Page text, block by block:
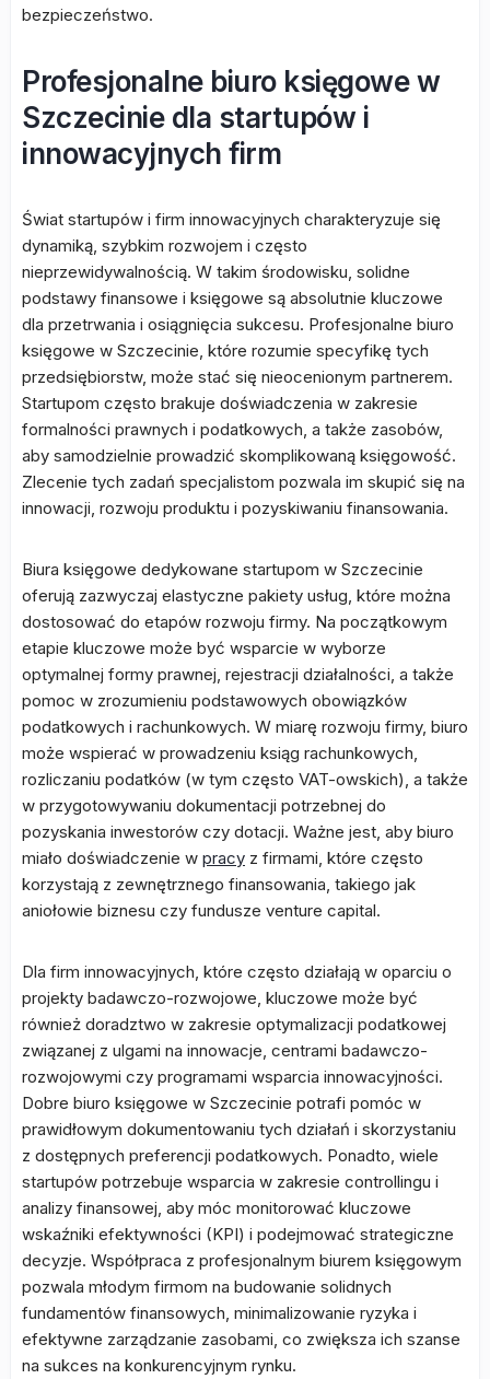
bezpieczeństwo.
Profesjonalne biuro księgowe w
Szczecinie dla startupów i
innowacyjnych firm
Świat startupów i firm innowacyjnych charakteryzuje się
dynamiką, szybkim rozwojem i często
nieprzewidywalnością. W takim środowisku, solidne
podstawy finansowe i księgowe są absolutnie kluczowe
dla przetrwania i osiągnięcia sukcesu. Profesjonalne biuro
księgowe w Szczecinie, które rozumie specyfikę tych
przedsiębiorstw, może stać się nieocenionym partnerem.
Startupom często brakuje doświadczenia w zakresie
formalności prawnych i podatkowych, a także zasobów,
aby samodzielnie prowadzić skomplikowaną księgowość.
Zlecenie tych zadań specjalistom pozwala im skupić się na
innowacji, rozwoju produktu i pozyskiwaniu finansowania.
Biura księgowe dedykowane startupom w Szczecinie
oferują zazwyczaj elastyczne pakiety usług, które można
dostosować do etapów rozwoju firmy. Na początkowym
etapie kluczowe może być wsparcie w wyborze
optymalnej formy prawnej, rejestracji działalności, a także
pomoc w zrozumieniu podstawowych obowiązków
podatkowych i rachunkowych. W miarę rozwoju firmy, biuro
może wspierać w prowadzeniu ksiąg rachunkowych,
rozliczaniu podatków (w tym często VAT-owskich), a także
w przygotowywaniu dokumentacji potrzebnej do
pozyskania inwestorów czy dotacji. Ważne jest, aby biuro
miało doświadczenie w pracy z firmami, które często
korzystają z zewnętrznego finansowania, takiego jak
aniołowie biznesu czy fundusze venture capital.
Dla firm innowacyjnych, które często działają w oparciu o
projekty badawczo-rozwojowe, kluczowe może być
również doradztwo w zakresie optymalizacji podatkowej
związanej z ulgami na innowacje, centrami badawczo-
rozwojowymi czy programami wsparcia innowacyjności.
Dobre biuro księgowe w Szczecinie potrafi pomóc w
prawidłowym dokumentowaniu tych działań i skorzystaniu
z dostępnych preferencji podatkowych. Ponadto, wiele
startupów potrzebuje wsparcia w zakresie controllingu i
analizy finansowej, aby móc monitorować kluczowe
wskaźniki efektywności (KPI) i podejmować strategiczne
decyzje. Współpraca z profesjonalnym biurem księgowym
pozwala młodym firmom na budowanie solidnych
fundamentów finansowych, minimalizowanie ryzyka i
efektywne zarządzanie zasobami, co zwiększa ich szanse
na sukces na konkurencyjnym rynku.